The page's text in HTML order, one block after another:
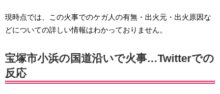
現時点では、この火事でのケガ人の有無・出火元・出火原因な
どについての詳しい情報はわかっておりません。
宝塚市小浜の国道沿いで火事…Twitterでの
反応